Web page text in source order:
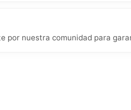
por nuestra comunidad para